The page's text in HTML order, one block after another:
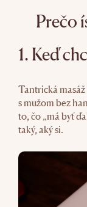
Prečo
1. Keď
Tantrická
s mužom bez
to, čo „má byť
taký, aký si.